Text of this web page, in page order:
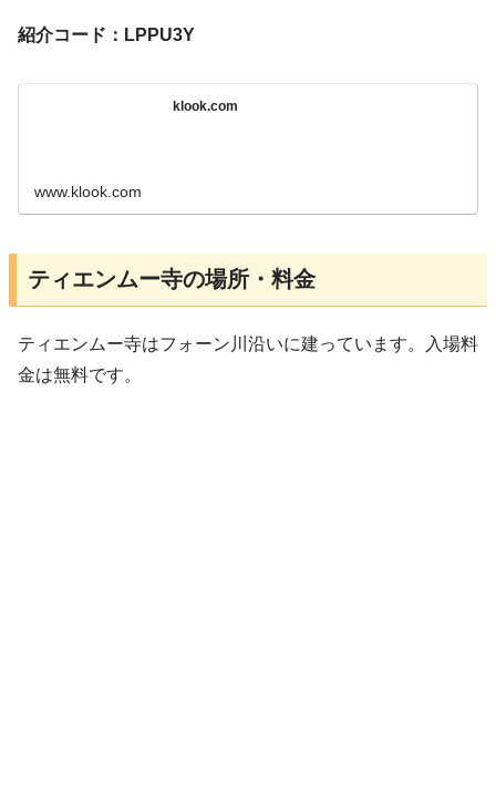
紹介コード：LPPU3Y
klook.com
www.klook.com
ティエンムー寺の場所・料金
ティエンムー寺はフォーン川沿いに建っています。入場料
金は無料です。